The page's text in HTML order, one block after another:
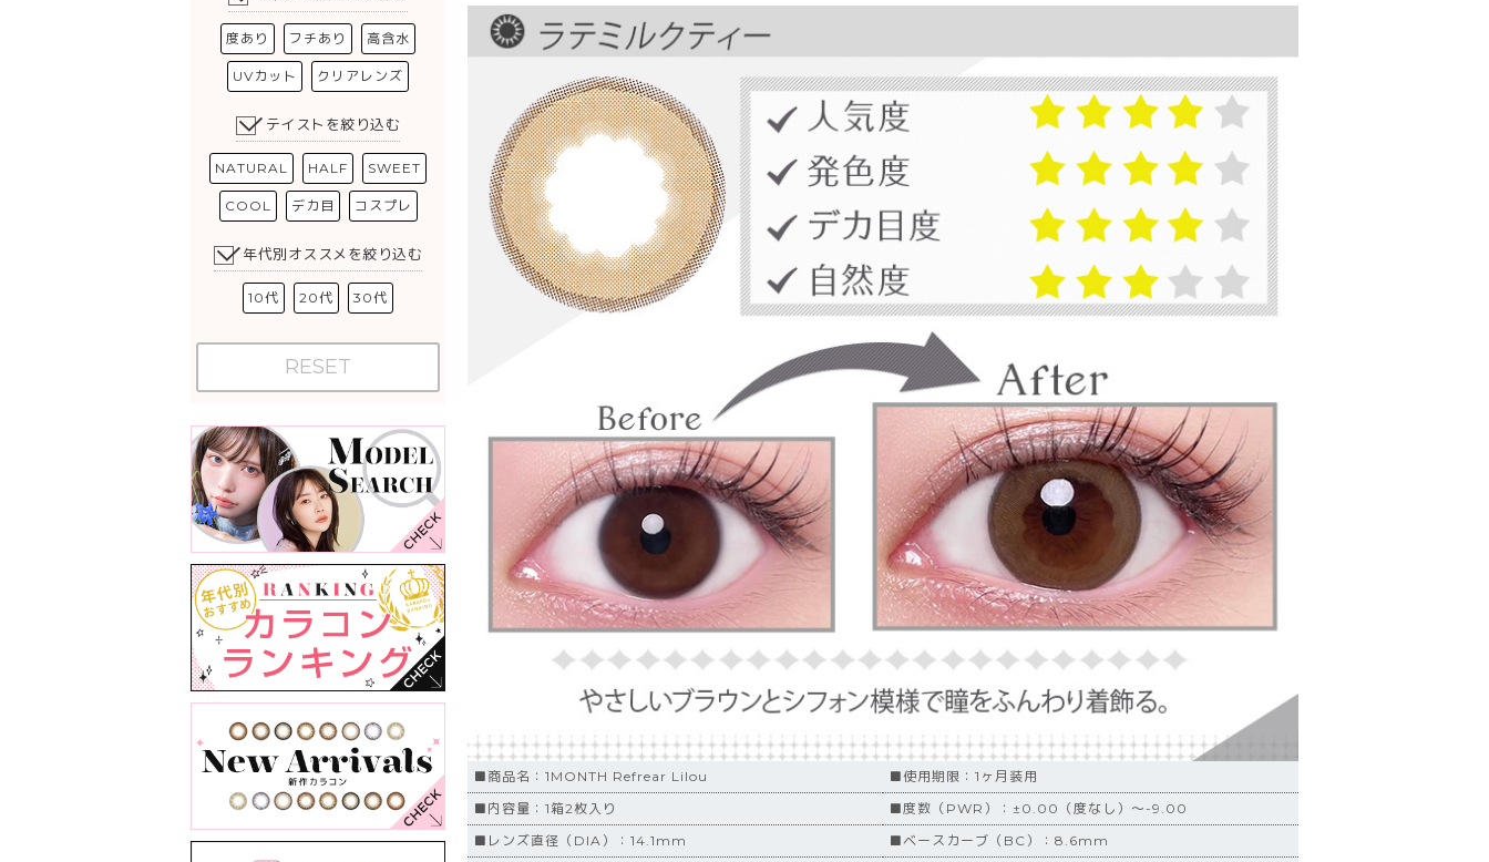
度あり フチあり 高含水
UVカット クリアレンズ
テイストを絞り込む
NATURAL HALF SWEET
COOL デカ目 コスプレ
年代別オススメを絞り込む
10代 20代 30代
RESET
■商品名：1MONTH Refrear Lilou
■使用期限：1ヶ月装用
■内容量：1箱2枚入り
■度数（PWR）：±0.00（度なし）～-9.00
■レンズ直径（DIA）：14.1mm
■ベースカーブ（BC）：8.6mm